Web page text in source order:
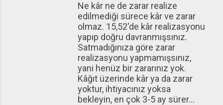
Ne kâr ne de zarar realize
edilmediği sürece kâr ve zarar
olmaz. 15,52'de kâr realizasyonu
yapıp doğru davranmışsınız.
Satmadığınıza göre zarar
realizasyonu yapmamışsınız,
yani henüz bir zararınız yok.
Kâğıt üzerinde kâr ya da zarar
yoktur, ihtiyacınız yoksa
bekleyin, en çok 3-5 ay sürer...